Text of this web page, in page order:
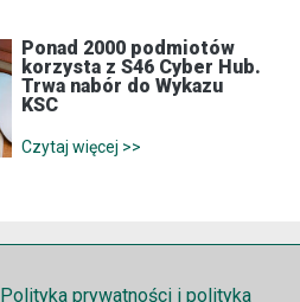
Ponad 2000 podmiotów
korzysta z S46 Cyber Hub.
Trwa nabór do Wykazu
KSC
Czytaj więcej >>
Polityka prywatności i polityka